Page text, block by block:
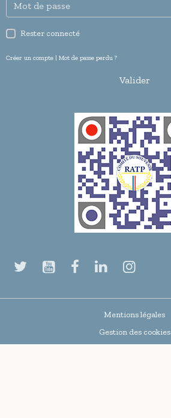
Rester connecté
Créer un compte | Mot de passe perdu ?
Valider
Mentions légales
Gestion des cookies